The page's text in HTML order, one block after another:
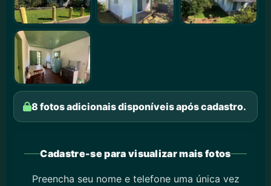
8 fotos adicionais disponíveis após cadastro.
Cadastre-se para visualizar mais fotos
Preencha seu nome e telefone uma única vez